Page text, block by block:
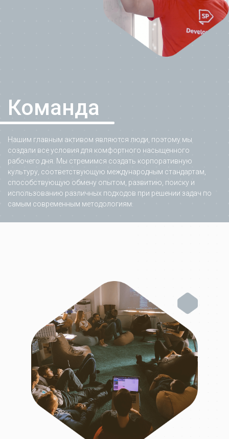
Команда
Нашим главным активом являются люди, поэтому мы
создали все условия для комфортного насыщенного
рабочего дня. Мы стремимся создать корпоративную
культуру, соответствующую международным стандартам,
способствующую обмену опытом, развитию, поиску и
использованию различных подходов при решении задач по
самым современным методологиям.